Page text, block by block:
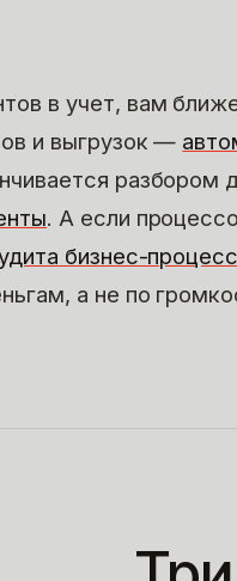
в учет, вам
и выгрузок —
разбором
. А если
бизнес-
а не по